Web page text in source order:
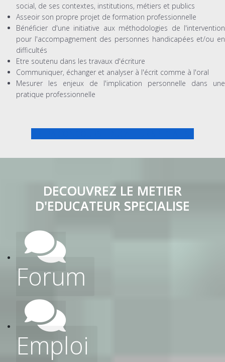
social, de ses contextes, institutions, métiers et publics
Asseoir son propre projet de formation professionnelle
Bénéficier d'une initiative aux méthodologies de l'intervention
pour l'accompagnement des personnes handicapées et/ou en
difficultés
Etre soutenu dans les travaux d'écriture
Communiquer, échanger et analyser à l'écrit comme à l'oral
Mesurer les enjeux de l'implication personnelle dans une
pratique professionnelle
DECOUVREZ LE METIER
D'EDUCATEUR SPECIALISE
Forum
Emploi